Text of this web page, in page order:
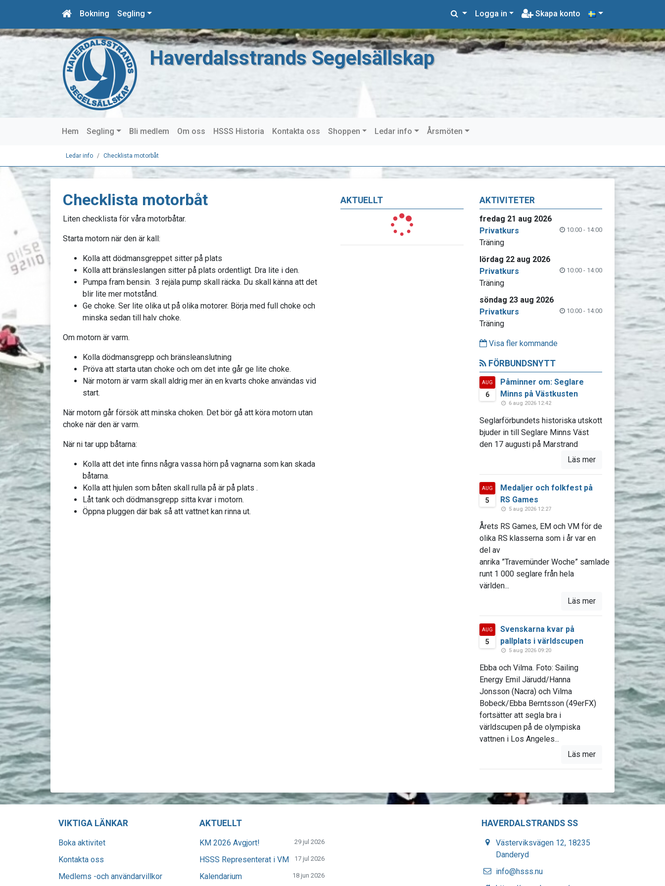
Bokning Segling Logga in Skapa konto
Haverdalsstrands Segelsällskap
Hem Segling Bli medlem Om oss HSSS Historia Kontakta oss Shoppen Ledar info Årsmöten
Ledar info Checklista motorbåt
AKTUELLT
Checklista motorbåt
Liten checklista för våra motorbåtar.
Starta motorn när den är kall:
Kolla att dödmansgreppet sitter på plats
Kolla att bränsleslangen sitter på plats ordentligt. Dra lite i den.
Pumpa fram bensin. 3 rejäla pump skall räcka. Du skall känna att det
blir lite mer motstånd.
Ge choke. Ser lite olika ut på olika motorer. Börja med full choke och
minska sedan till halv choke.
Om motorn är varm.
Kolla dödmansgrepp och bränsleanslutning
Pröva att starta utan choke och om det inte går ge lite choke.
När motorn är varm skall aldrig mer än en kvarts choke användas vid
start.
När motorn går försök att minska choken. Det bör gå att köra motorn utan
choke när den är varm.
När ni tar upp båtarna:
Kolla att det inte finns några vassa hörn på vagnarna som kan skada
båtarna.
Kolla att hjulen som båten skall rulla på är på plats .
Låt tank och dödmansgrepp sitta kvar i motorn.
Öppna pluggen där bak så att vattnet kan rinna ut.
AKTIVITETER
fredag 21 aug 2026
Privatkurs
10:00 - 14:00
Träning
lördag 22 aug 2026
Privatkurs
10:00 - 14:00
Träning
söndag 23 aug 2026
Privatkurs
10:00 - 14:00
Träning
Visa fler kommande
FÖRBUNDSNYTT
AUG
6
Påminner om: Seglare
Minns på Västkusten
6 aug 2026 12:42
Seglarförbundets historiska utskott
bjuder in till Seglare Minns Väst
den 17 augusti på Marstrand
Läs mer
AUG
5
Medaljer och folkfest på
RS Games
5 aug 2026 12:27
Årets RS Games, EM och VM för de
olika RS klasserna som i år var en
del av
anrika ”Travemünder Woche” samlade
runt 1 000 seglare från hela
världen...
Läs mer
AUG
5
Svenskarna kvar på
pallplats i världscupen
5 aug 2026 09:20
Ebba och Vilma. Foto: Sailing
Energy Emil Järudd/Hanna
Jonsson (Nacra) och Vilma
Bobeck/Ebba Berntsson (49erFX)
fortsätter att segla bra i
världscupen på de olympiska
vattnen i Los Angeles...
Läs mer
VIKTIGA LÄNKAR
Boka aktivitet
Kontakta oss
Medlems -och användarvillkor
AKTUELLT
KM 2026 Avgjort! 29 jul 2026
HSSS Representerat i VM 17 jul 2026
Kalendarium 18 jun 2026
HAVERDALSTRANDS SS
Västerviksvägen 12, 18235
Danderyd
info@hsss.nu